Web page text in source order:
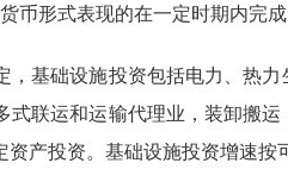
币形式表现的在一定时期内完
，基础设施投资包括电力、热
式联运和运输代理业，装卸搬
产投资。基础设施投资增速按